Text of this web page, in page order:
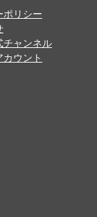
ポリシー
チャンネル
ウント